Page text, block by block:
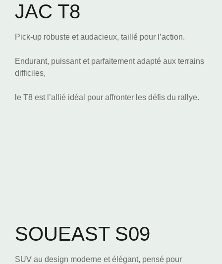
JAC T8
Pick-up robuste et audacieux, taillé pour l’action.
Endurant, puissant et parfaitement adapté aux terrains
difficiles,
le T8 est l’allié idéal pour affronter les défis du rallye.
SOUEAST S09
SUV au design moderne et élégant, pensé pour